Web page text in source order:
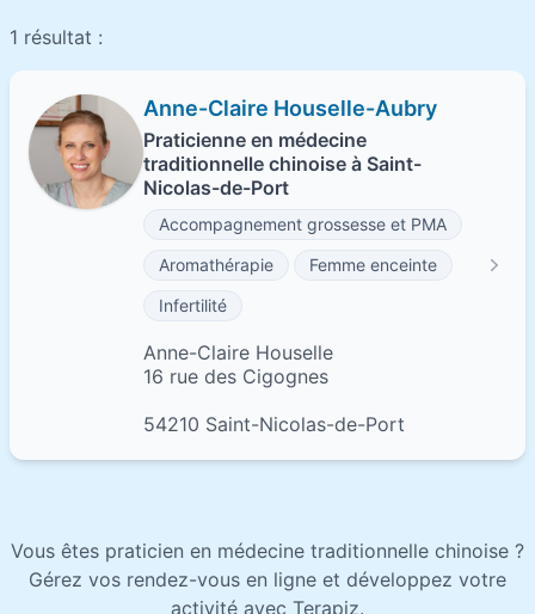
1 résultat :
Anne-Claire Houselle-Aubry
Praticienne en médecine
traditionnelle chinoise à Saint-
Nicolas-de-Port
Accompagnement grossesse et PMA
Aromathérapie
Femme enceinte
Infertilité
Anne-Claire Houselle
16 rue des Cigognes
54210 Saint-Nicolas-de-Port
Vous êtes praticien en médecine traditionnelle chinoise ?
Gérez vos rendez-vous en ligne et développez votre
activité avec Terapiz.